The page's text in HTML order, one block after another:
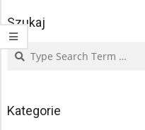
Szukaj
Search
Kategorie